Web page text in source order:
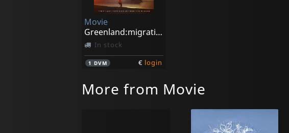
Movie
Greenland:migration
In stock
1 DVM € login
More from Movie